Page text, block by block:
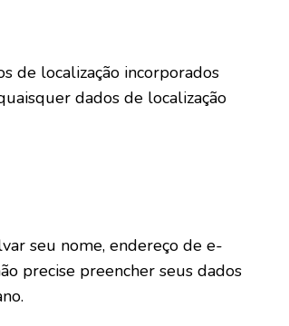
de localização incorporados
dados de localização
seu nome, endereço de e-
precise preencher seus dados